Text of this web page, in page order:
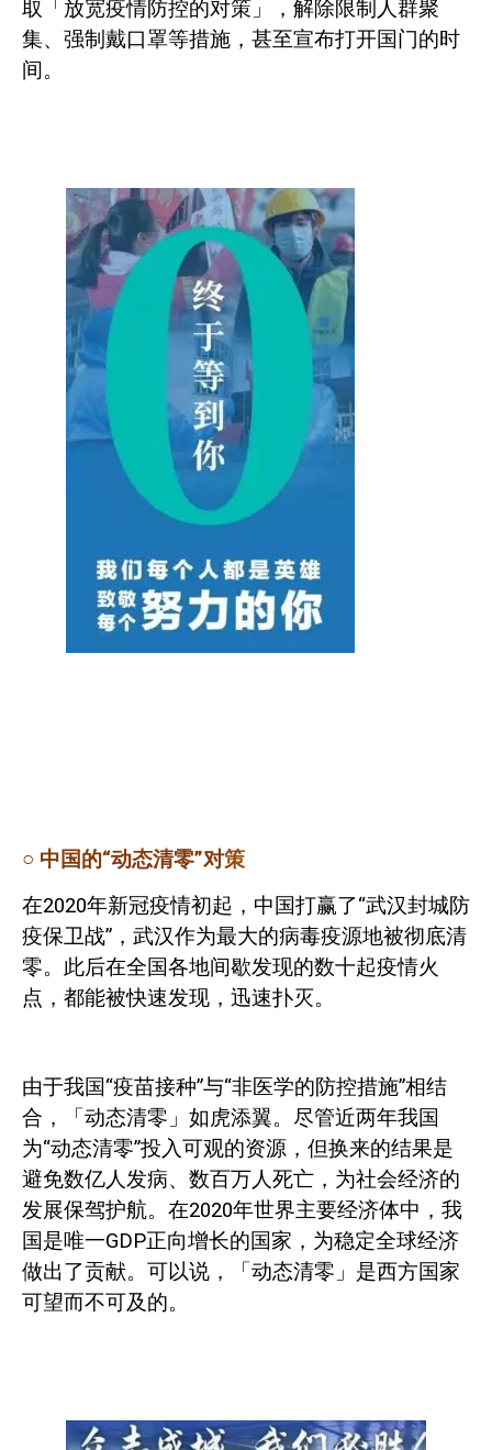
取「放宽疫情防控的对策」，解除限制人群聚
集、强制戴口罩等措施，甚至宣布打开国门的时
间。
○ 中国的“动态清零”对策
在2020年新冠疫情初起，中国打赢了“武汉封城防
疫保卫战”，武汉作为最大的病毒疫源地被彻底清
零。此后在全国各地间歇发现的数十起疫情火
点，都能被快速发现，迅速扑灭。
由于我国“疫苗接种”与“非医学的防控措施”相结
合，「动态清零」如虎添翼。尽管近两年我国
为“动态清零”投入可观的资源，但换来的结果是
避免数亿人发病、数百万人死亡，为社会经济的
发展保驾护航。在2020年世界主要经济体中，我
国是唯一GDP正向增长的国家， 为稳定全球经济
做出了贡献。可以说，「动态清零」是西方国家
可望而不可及的。